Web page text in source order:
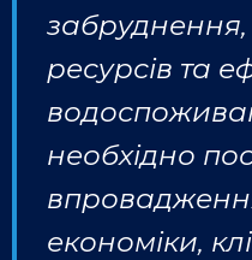
ресурсів та
необхідно
економіки,